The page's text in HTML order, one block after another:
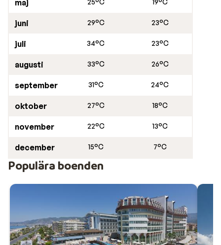
Är du i färd att boka din resa till Alanya? Ta en titt
på vår
maj
juni 29°C 23°C
juli 34°C 23°C
augusti 33°C 26°C
september 31°C 24°C
oktober 27°C 18°C
november 22°C 13°C
december 15°C 7°C
Populära boenden